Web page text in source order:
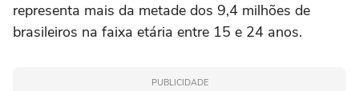
representa mais da metade dos 9,4 milhões de
brasileiros na faixa etária entre 15 e 24 anos.
PUBLICIDADE